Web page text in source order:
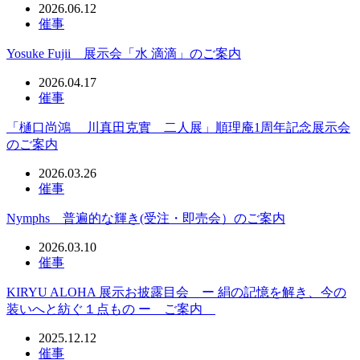
2026.06.12
催事
Yosuke Fujii 展示会「水 滴滴」のご案内
2026.04.17
催事
「樋口尚鴻 川真田克實 二人展」順理庵1周年記念展示会
のご案内
2026.03.26
催事
Nymphs 普遍的な輝き(受注・即売会）のご案内
2026.03.10
催事
KIRYU ALOHA 展示お披露目会 ー 絹の記憶を解き、今の
装いへと紡ぐ１点もの ー ご案内
2025.12.12
催事